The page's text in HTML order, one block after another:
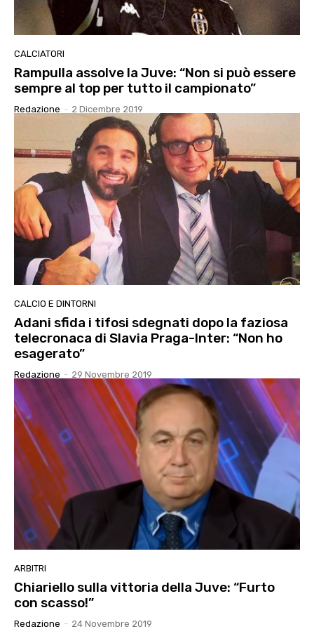
CALCIATORI
Rampulla assolve la Juve: “Non si può essere
sempre al top per tutto il campionato”
Redazione - 2 Dicembre 2019
CALCIO E DINTORNI
Adani sfida i tifosi sdegnati dopo la faziosa
telecronaca di Slavia Praga-Inter: “Non ho
esagerato”
Redazione - 29 Novembre 2019
ARBITRI
Chiariello sulla vittoria della Juve: “Furto
con scasso!”
Redazione - 24 Novembre 2019